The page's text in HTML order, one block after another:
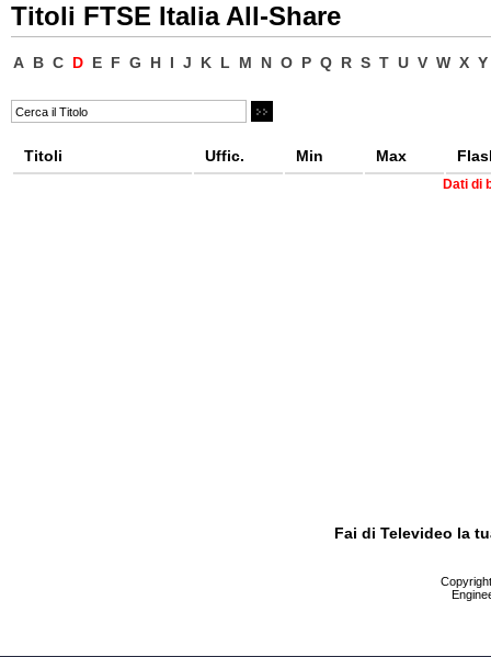
Titoli FTSE Italia All-Share
A B C D E F G H I J K L M N O P Q R S T U V W X Y
Titoli Uffic. Min Max
Dati di
Fai di Televideo la